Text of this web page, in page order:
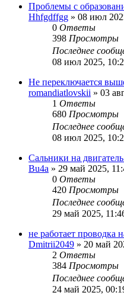
Проблемы с
Hhfgdffgg » 08 июл
0 Ответы
398 Просмотры
Последнее
08 июл 2025,
Не переключается
romandiatlovskii » 03
1 Ответы
680 Просмотры
Последнее
08 июл 2025,
Сальники на
Bu4a » 29 май 2025,
0 Ответы
420 Просмотры
Последнее
29 май 2025,
не работает проводка
Dmitrii2049 » 20 май
2 Ответы
384 Просмотры
Последнее
24 май 2025,